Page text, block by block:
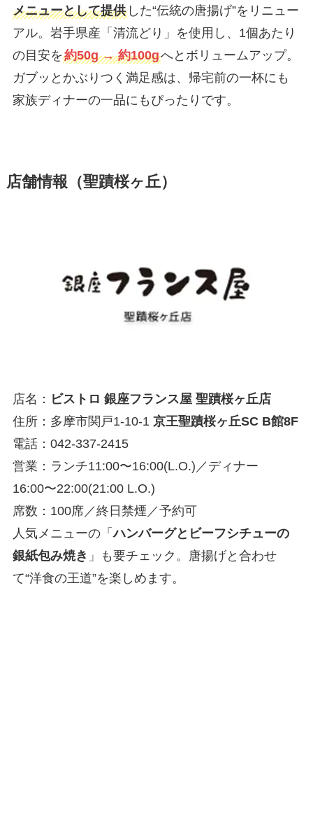
メニューとして提供した“伝統の唐揚げ”をリニュー
アル。岩手県産「清流どり」を使用し、1個あたり
の目安を約50g → 約100gへとボリュームアップ。
ガブッとかぶりつく満足感は、帰宅前の一杯にも
家族ディナーの一品にもぴったりです。
店舗情報（聖蹟桜ヶ丘）
店名： ビストロ 銀座フランス屋 聖蹟桜ヶ丘店
住所：多摩市関戸1-10-1 京王聖蹟桜ヶ丘SC B館8F
電話：042-337-2415
営業：ランチ11:00〜16:00(L.O.)／ディナー
16:00〜22:00(21:00 L.O.)
席数：100席／終日禁煙／予約可
人気メニューの「ハンバーグとビーフシチューの
銀紙包み焼き 」も要チェック。唐揚げと合わせ
て“洋食の王道”を楽しめます。